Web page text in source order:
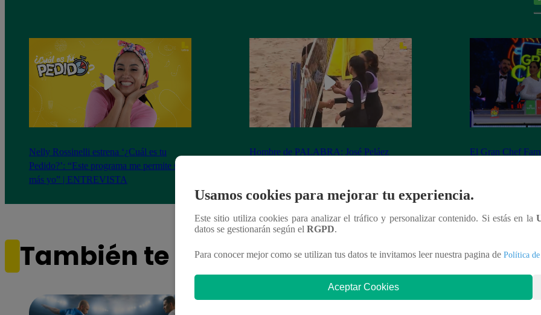
Nelly Rossinelli estrena ‘¿Cuál es tu
Pedido?’: “Este programa me permite ser
más yo” | ENTREVISTA
Hombre de PALABRA: José Peláez
El Gran Chef
También te puede interesar
Usamos cookies para mejorar tu experiencia.
Este sitio utiliza cookies para analizar el tráfico y personalizar contenido. Si estás en la
datos se gestionarán según el RGPD.
Para conocer mejor como se utilizan tus datos te invitamos leer nuestra pagina de Política
Aceptar Cookies